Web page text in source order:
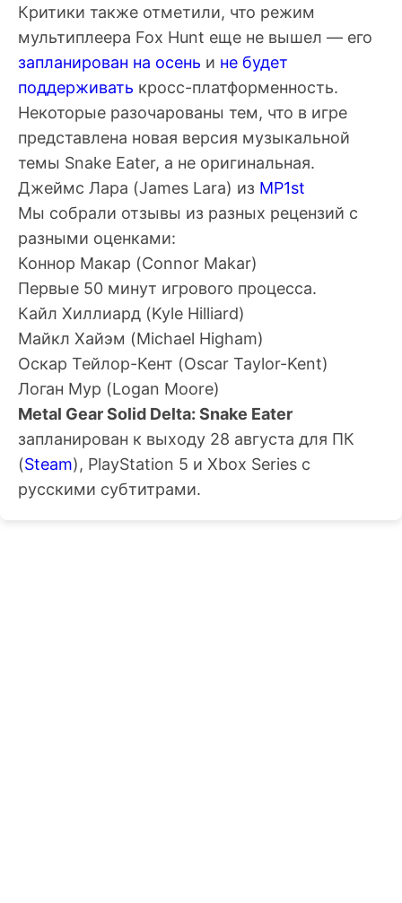
Критики также отметили, что режим
мультиплеера Fox Hunt еще не вышел — его
запланирован на осень и не будет
поддерживать кросс-платформенность.
Некоторые разочарованы тем, что в игре
представлена новая версия музыкальной
темы Snake Eater, а не оригинальная.
Джеймс Лара (James Lara) из MP1st
Мы собрали отзывы из разных рецензий с
разными оценками:
Коннор Макар (Connor Makar)
Первые 50 минут игрового процесса.
Кайл Хиллиард (Kyle Hilliard)
Майкл Хайэм (Michael Higham)
Оскар Тейлор-Кент (Oscar Taylor-Kent)
Логан Мур (Logan Moore)
Metal Gear Solid Delta: Snake Eater
запланирован к выходу 28 августа для ПК
(Steam), PlayStation 5 и Xbox Series с
русскими субтитрами.